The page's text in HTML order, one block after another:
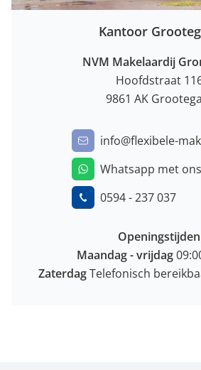
Kantoor
NVM Makelaardij
Hoofdstraat
9861 AK
info@flexibele-
Whatsapp met ons
0594 - 237 037
Openingstijden
Maandag - vrijdag
ZaterdagTelefonisch